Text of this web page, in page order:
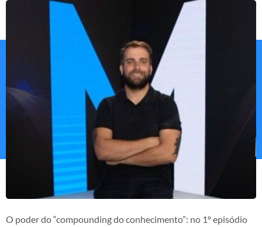
O poder do “compounding do conhecimento”: no 1º episódio